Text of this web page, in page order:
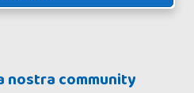
nostra community